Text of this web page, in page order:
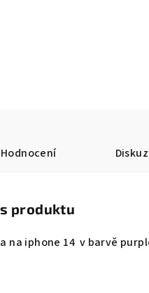
Hodnocení
produktu
na iphone 14 v barvě